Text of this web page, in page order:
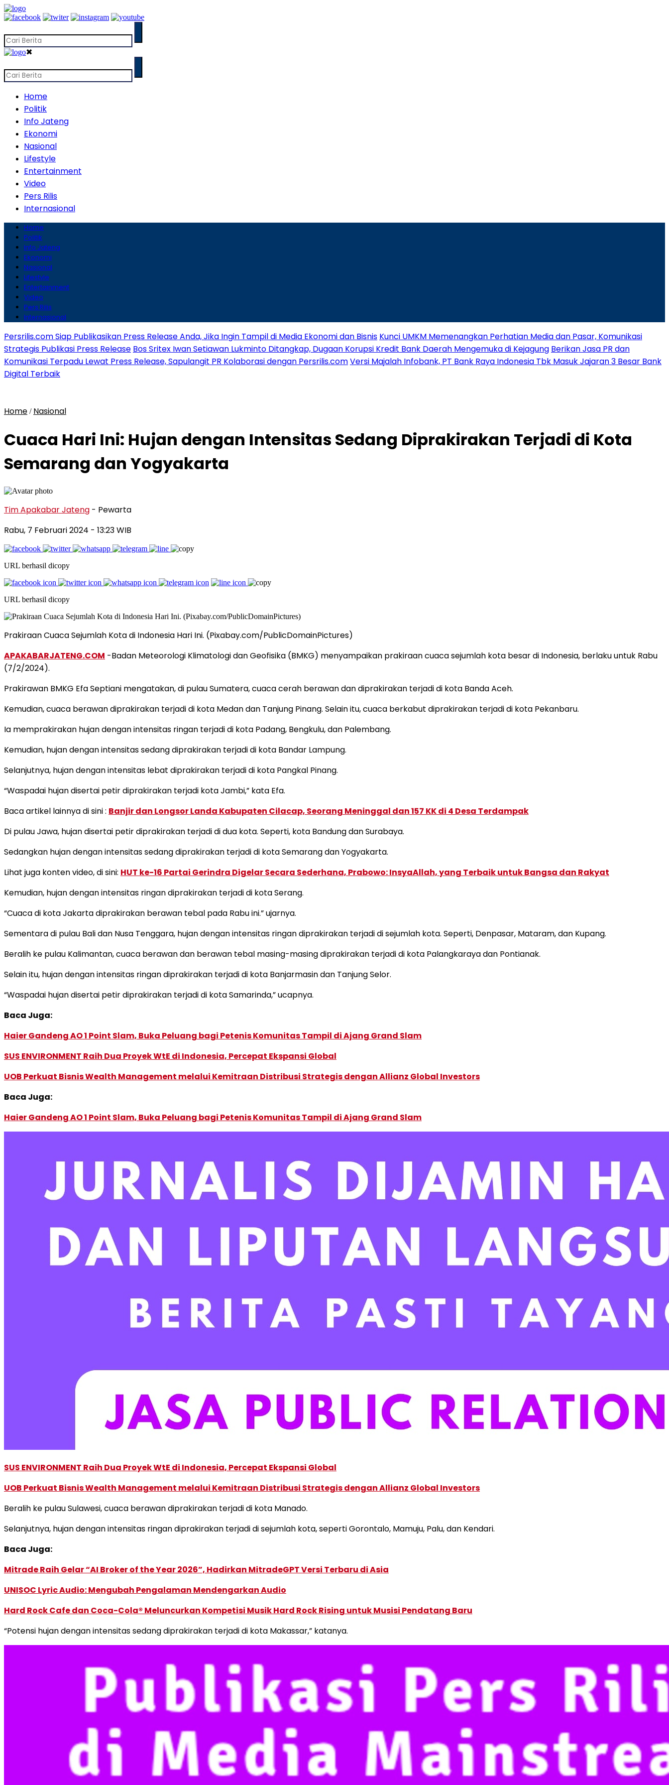
✖
Home
Politik
Info Jateng
Ekonomi
Nasional
Lifestyle
Entertainment
Video
Pers Rilis
Internasional
Home
Politik
Info Jateng
Ekonomi
Nasional
Lifestyle
Entertainment
Video
Pers Rilis
Internasional
Persrilis.com Siap Publikasikan Press Release Anda, Jika Ingin Tampil di Media Ekonomi dan Bisnis Kunci UMKM Memenangkan Perhatian Media dan Pasar, Komunikasi
Strategis Publikasi Press Release Bos Sritex Iwan Setiawan Lukminto Ditangkap, Dugaan Korupsi Kredit Bank Daerah Mengemuka di Kejagung Berikan Jasa PR dan
Komunikasi Terpadu Lewat Press Release, Sapulangit PR Kolaborasi dengan Persrilis.comVersi Majalah Infobank, PT Bank Raya Indonesia Tbk Masuk Jajaran 3 Besar Bank
Digital Terbaik
Home / Nasional
Cuaca Hari Ini: Hujan dengan Intensitas Sedang Diprakirakan Terjadi di Kota
Semarang dan Yogyakarta
Tim Apakabar Jateng - Pewarta
Rabu, 7 Februari 2024 - 13:23 WIB
URL berhasil dicopy
URL berhasil dicopy
Prakiraan Cuaca Sejumlah Kota di Indonesia Hari Ini. (Pixabay.com/PublicDomainPictures)
APAKABARJATENG.COM -Badan Meteorologi Klimatologi dan Geofisika (BMKG) menyampaikan prakiraan cuaca sejumlah kota besar di Indonesia, berlaku untuk Rabu
(7/2/2024).
Prakirawan BMKG Efa Septiani mengatakan, di pulau Sumatera, cuaca cerah berawan dan diprakirakan terjadi di kota Banda Aceh.
Kemudian, cuaca berawan diprakirakan terjadi di kota Medan dan Tanjung Pinang. Selain itu, cuaca berkabut diprakirakan terjadi di kota Pekanbaru.
Ia memprakirakan hujan dengan intensitas ringan terjadi di kota Padang, Bengkulu, dan Palembang.
Kemudian, hujan dengan intensitas sedang diprakirakan terjadi di kota Bandar Lampung.
Selanjutnya, hujan dengan intensitas lebat diprakirakan terjadi di kota Pangkal Pinang.
“Waspadai hujan disertai petir diprakirakan terjadi kota Jambi,” kata Efa.
Baca artikel lainnya di sini : Banjir dan Longsor Landa Kabupaten Cilacap, Seorang Meninggal dan 157 KK di 4 Desa Terdampak
Di pulau Jawa, hujan disertai petir diprakirakan terjadi di dua kota. Seperti, kota Bandung dan Surabaya.
Sedangkan hujan dengan intensitas sedang diprakirakan terjadi di kota Semarang dan Yogyakarta.
Lihat juga konten video, di sini: HUT ke-16 Partai Gerindra Digelar Secara Sederhana, Prabowo: InsyaAllah, yang Terbaik untuk Bangsa dan Rakyat
Kemudian, hujan dengan intensitas ringan diprakirakan terjadi di kota Serang.
“Cuaca di kota Jakarta diprakirakan berawan tebal pada Rabu ini.” ujarnya.
Sementara di pulau Bali dan Nusa Tenggara, hujan dengan intensitas ringan diprakirakan terjadi di sejumlah kota. Seperti, Denpasar, Mataram, dan Kupang.
Beralih ke pulau Kalimantan, cuaca berawan dan berawan tebal masing-masing diprakirakan terjadi di kota Palangkaraya dan Pontianak.
Selain itu, hujan dengan intensitas ringan diprakirakan terjadi di kota Banjarmasin dan Tanjung Selor.
“Waspadai hujan disertai petir diprakirakan terjadi di kota Samarinda,” ucapnya.
Baca Juga:
Haier Gandeng AO 1 Point Slam, Buka Peluang bagi Petenis Komunitas Tampil di Ajang Grand Slam
SUS ENVIRONMENT Raih Dua Proyek WtE di Indonesia, Percepat Ekspansi Global
UOB Perkuat Bisnis Wealth Management melalui Kemitraan Distribusi Strategis dengan Allianz Global Investors
Baca Juga:
Haier Gandeng AO 1 Point Slam, Buka Peluang bagi Petenis Komunitas Tampil di Ajang Grand Slam
SUS ENVIRONMENT Raih Dua Proyek WtE di Indonesia, Percepat Ekspansi Global
UOB Perkuat Bisnis Wealth Management melalui Kemitraan Distribusi Strategis dengan Allianz Global Investors
Beralih ke pulau Sulawesi, cuaca berawan diprakirakan terjadi di kota Manado.
Selanjutnya, hujan dengan intensitas ringan diprakirakan terjadi di sejumlah kota, seperti Gorontalo, Mamuju, Palu, dan Kendari.
Baca Juga:
Mitrade Raih Gelar “AI Broker of the Year 2026”, Hadirkan MitradeGPT Versi Terbaru di Asia
UNISOC Lyric Audio: Mengubah Pengalaman Mendengarkan Audio
Hard Rock Cafe dan Coca-Cola® Meluncurkan Kompetisi Musik Hard Rock Rising untuk Musisi Pendatang Baru
“Potensi hujan dengan intensitas sedang diprakirakan terjadi di kota Makassar,” katanya.